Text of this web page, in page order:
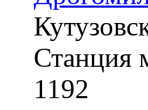
Станция
1192